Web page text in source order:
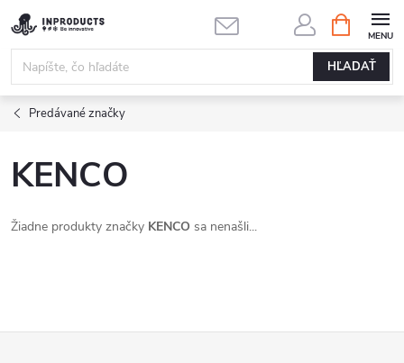
Prejsť
na
obsah
HĽADAŤ
KOŠÍK
Predávané značky
KENCO
Žiadne produkty značky KENCO sa nenašli...